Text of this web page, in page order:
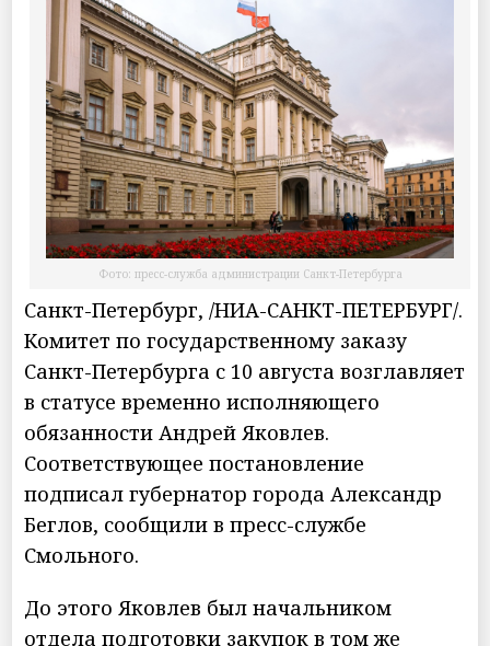
Фото: пресс-служба администрации Санкт-Петербурга
Санкт-Петербург, /НИА-САНКТ-ПЕТЕРБУРГ/.
Комитет по государственному заказу
Санкт-Петербурга с 10 августа возглавляет
в статусе временно исполняющего
обязанности Андрей Яковлев.
Соответствующее постановление
подписал губернатор города Александр
Беглов, сообщили в пресс-службе
Смольного.
До этого Яковлев был начальником
отдела подготовки закупок в том же